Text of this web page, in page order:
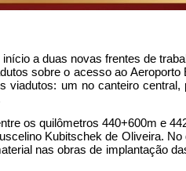
a duas novas frentes de
sobre o acesso ao Aeroporto
viadutos: um no canteiro
os quilômetros 440+600m e
Kubitschek de Oliveira.
nas obras de implantação